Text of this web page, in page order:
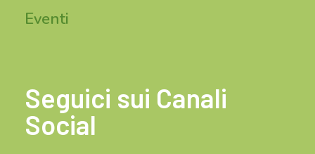
Eventi
Seguici sui Canali
Social